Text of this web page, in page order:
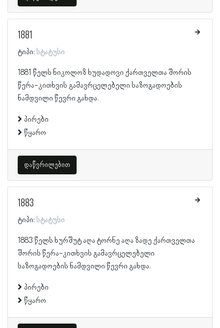
1881
ტიპი: სტატუსი
1881 წელს ნიკოლოზ ხუდადოვი ქართველთა შორის
წერა-კითხვის გამავრცელებელი საზოგადოების
ნამდვილი წევრი გახდა.
პირები
წყარო
დაწვრილებით
1883
ტიპი: სტატუსი
1883 წელს ხურშუტ აღა ტორნე აღა ზადე ქართველთა
შორის წერა-კითხვის გამავრცელებელი
საზოგადოების ნამდვილი წევრი გახდა.
პირები
წყარო